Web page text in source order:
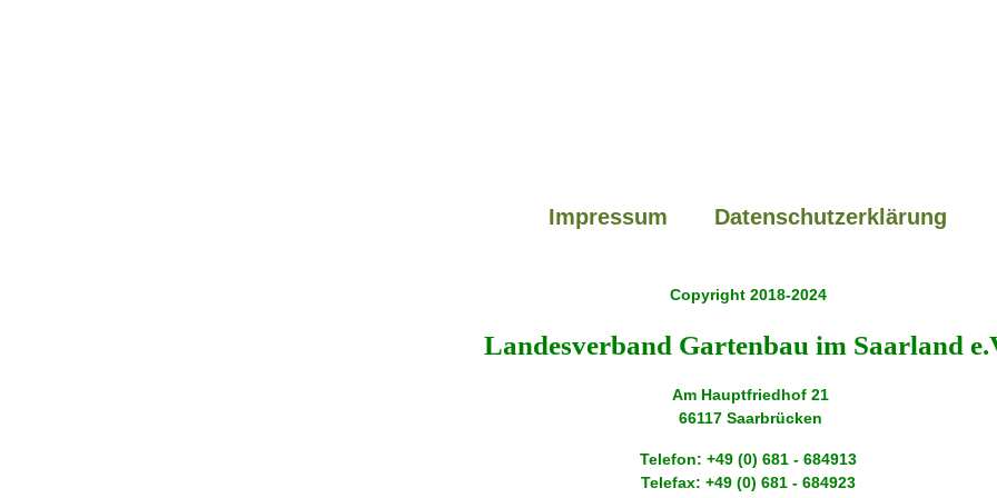
Impressum Datenschutzerklärung
Copyright 2018-2024
Landesverband Gartenbau im Saarland
Am Hauptfriedhof 21
66117 Saarbrücken
Telefon: +49 (0) 681 - 684913
Telefax: +49 (0) 681 - 684923